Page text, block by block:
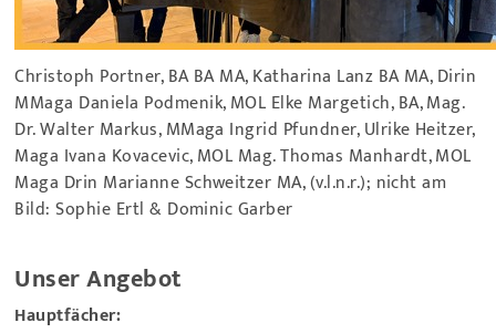
Christoph Portner, BA BA MA, ­Katharina Lanz BA MA, Dirin
MMaga Daniela ­Podmenik, MOL Elke Margetich, BA, Mag.
Dr. ­Walter ­Markus, MMaga Ingrid Pfundner, Ulrike ­Heitzer,
Maga Ivana Kovacevic, MOL Mag. Thomas ­Manhardt, MOL
Maga Drin Marianne Schweitzer MA, (v.l.n.r.); nicht am
Bild: Sophie Ertl & Dominic Garber
Unser Angebot
Hauptfächer: